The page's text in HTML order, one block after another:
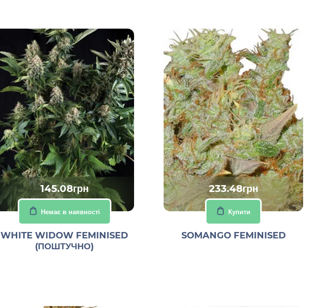
145.08грн
Немає в наявності
WHITE WIDOW FEMINISED
(ПОШТУЧНО)
233.48грн
Купити
SOMANGO FEMINISED